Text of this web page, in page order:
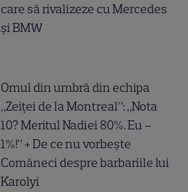
care să rivalizeze cu Mercedes
și BMW
Omul din umbră din echipa
„Zeiței de la Montreal”: „Nota
10? Meritul Nadiei 80%. Eu –
1%!” + De ce nu vorbește
Comăneci despre barbariile lui
Karolyi